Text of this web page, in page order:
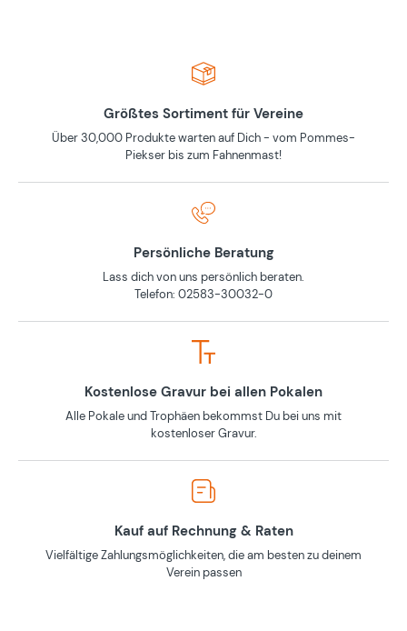
Größtes Sortiment für Vereine
Über 30,000 Produkte warten auf Dich - vom Pommes-
Piekser bis zum Fahnenmast!
Persönliche Beratung
Lass dich von uns persönlich beraten.
Telefon: 02583-30032-0
Kostenlose Gravur bei allen Pokalen
Alle Pokale und Trophäen bekommst Du bei uns mit
kostenloser Gravur.
Kauf auf Rechnung & Raten
Vielfältige Zahlungsmöglichkeiten, die am besten zu deinem
Verein passen